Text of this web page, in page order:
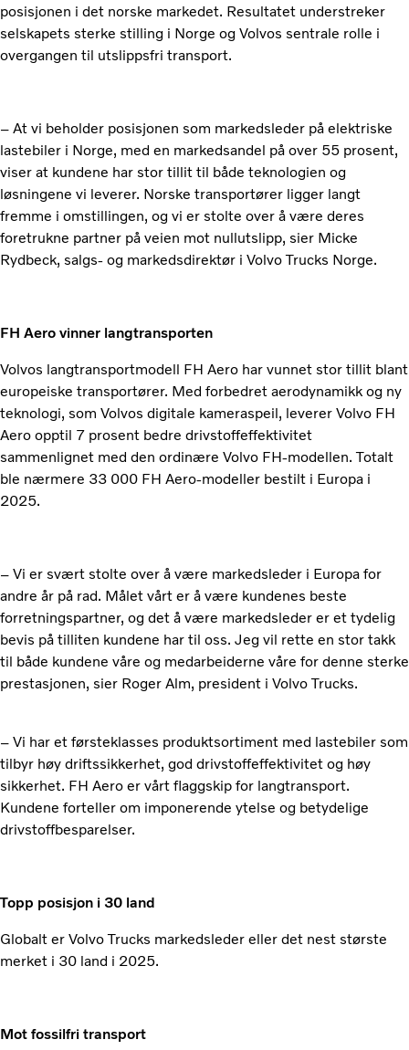
posisjonen i det norske markedet. Resultatet understreker
selskapets sterke stilling i Norge og Volvos sentrale rolle i
overgangen til utslippsfri transport.
– At vi beholder posisjonen som markedsleder på elektriske
lastebiler i Norge, med en markedsandel på over 55 prosent,
viser at kundene har stor tillit til både teknologien og
løsningene vi leverer. Norske transportører ligger langt
fremme i omstillingen, og vi er stolte over å være deres
foretrukne partner på veien mot nullutslipp, sier Micke
Rydbeck, salgs- og markedsdirektør i Volvo Trucks Norge.
FH Aero vinner langtransporten
Volvos langtransportmodell FH Aero har vunnet stor tillit blant
europeiske transportører. Med forbedret aerodynamikk og ny
teknologi, som Volvos digitale kameraspeil, leverer Volvo FH
Aero opptil 7 prosent bedre drivstoffeffektivitet
sammenlignet med den ordinære Volvo FH-modellen. Totalt
ble nærmere 33 000 FH Aero-modeller bestilt i Europa i
2025.
– Vi er svært stolte over å være markedsleder i Europa for
andre år på rad. Målet vårt er å være kundenes beste
forretningspartner, og det å være markedsleder er et tydelig
bevis på tilliten kundene har til oss. Jeg vil rette en stor takk
til både kundene våre og medarbeiderne våre for denne sterke
prestasjonen, sier Roger Alm, president i Volvo Trucks.
– Vi har et førsteklasses produktsortiment med lastebiler som
tilbyr høy driftssikkerhet, god drivstoffeffektivitet og høy
sikkerhet. FH Aero er vårt flaggskip for langtransport.
Kundene forteller om imponerende ytelse og betydelige
drivstoffbesparelser.
Topp posisjon i 30 land
Globalt er Volvo Trucks markedsleder eller det nest største
merket i 30 land i 2025.
Mot fossilfri transport